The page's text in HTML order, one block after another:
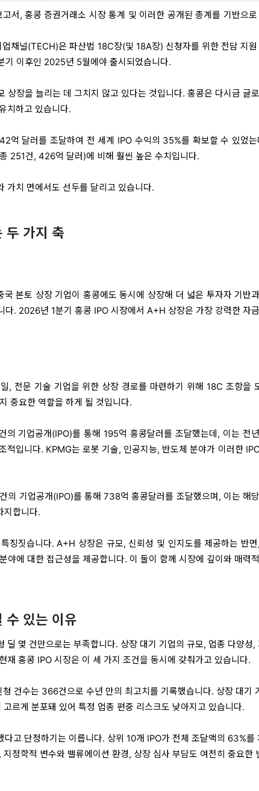
서, 홍콩 증권거래소 시장 통계 및 이러한 공개된 총계를 기반으
채널(TECH)은 파산법 18C장(및 18A장) 신청자를 위한 전담 지원
기 이후인 2025년 5월에야 출시되었습니다.
상장을 늘리는 데 그치지 않고 있다는 것입니다. 홍콩은 다시금 글
치하고 있습니다.
억 달러를 조달하여 전 세계 IPO 수익의 35%를 확보할 수 있었는
251건, 426억 달러)에 비해 훨씬 높은 수치입니다.
가치 면에서도 선두를 달리고 있습니다.
두 가지 축
본토 상장 기업이 홍콩에도 동시에 상장해 더 넓은 투자자 기반
다. 2026년 1분기 홍콩 IPO 시장에서 A+H 상장은 가장 강력한 자
, 전문 기술 기업을 위한 상장 경로를 마련하기 위해 18C 조항을
중요한 역할을 하게 될 것입니다.
의 기업공개(IPO)를 통해 195억 홍콩달러를 조달했는데, 이는 전년
적입니다. KPMG는 로봇 기술, 인공지능, 반도체 분야가 이러한
의 기업공개(IPO)를 통해 738억 홍콩달러를 조달했으며, 이는 해당
지합니다.
징짓습니다. A+H 상장은 규모, 신뢰성 및 인지도를 제공하는 반
야에 대한 접근성을 제공합니다. 이 둘이 함께 시장에 깊이와 매력
수 있는 이유
딜 몇 건만으로는 부족합니다. 상장 대기 기업의 규모, 업종 다양성,
재 홍콩 IPO 시장은 이 세 가지 조건을 동시에 갖춰가고 있습니다.
건수는 366건으로 수년 만의 최고치를 기록했습니다. 상장 대기
르게 분포돼 있어 특정 업종 편중 리스크도 낮아지고 있습니다.
고 단정하기는 이릅니다. 상위 10개 IPO가 전체 조달액의 63%를
정학적 변수와 밸류에이션 환경, 상장 심사 부담도 여전히 중요한